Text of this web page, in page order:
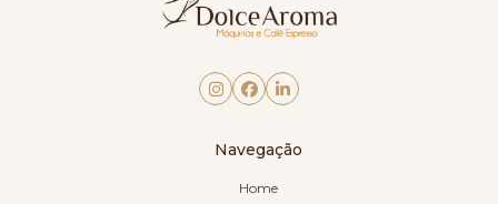
Navegação
Home